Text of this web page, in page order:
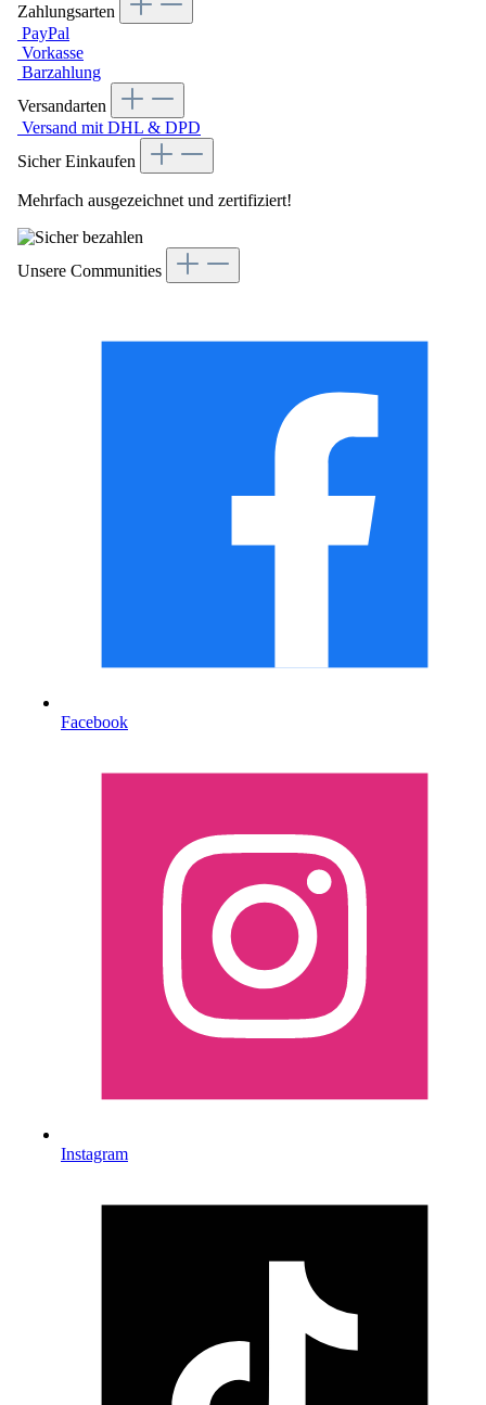
Zahlungsarten
PayPal
Vorkasse
Barzahlung
Versandarten
Versand mit DHL & DPD
Sicher Einkaufen
Mehrfach ausgezeichnet und zertifiziert!
Unsere Communities
Facebook
Instagram